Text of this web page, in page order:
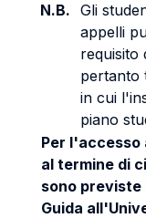
N.B. Gli
appelli
requisito
pertanto
in cui
piano
Per l'accesso
al termine di
sono previste
Guida